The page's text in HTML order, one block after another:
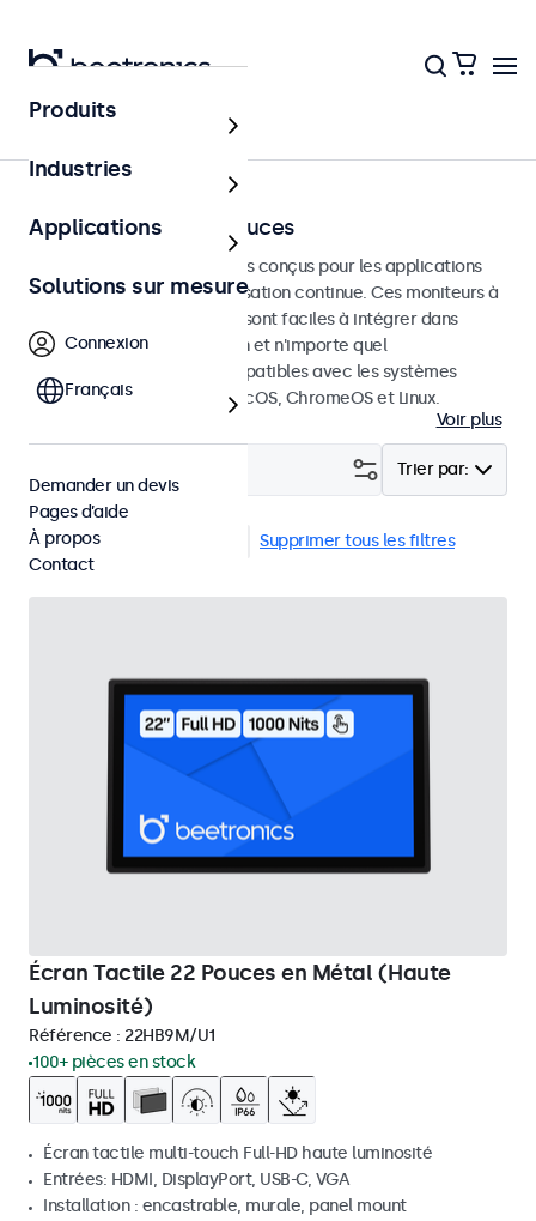
Écrans tactiles
Écrans tactiles 22 pouces
Écrans tactiles de 22 pouces conçus pour les applications
professionnelles et une utilisation continue. Ces moniteurs à
écran tactile de 22 pouces sont faciles à intégrer dans
n'importe quelle application et n'importe quel
environnement et sont compatibles avec les systèmes
d'exploitation Windows, macOS, ChromeOS et Linux.
Voir plus
Trier par:
Écrans tactiles 22 pouces Supprimer tous les filtres
Écran Tactile 22 Pouces en Métal (Haute
Luminosité)
Référence : 22HB9M/U1
100+ pièces en stock
Écran tactile multi-touch Full-HD haute luminosité
Entrées: HDMI, DisplayPort, USB-C, VGA
Installation : encastrable, murale, panel mount
Produits
Industries
Applications
Solutions sur mesure
Connexion
Français
Demander un devis
Pages d’aide
À propos
Contact